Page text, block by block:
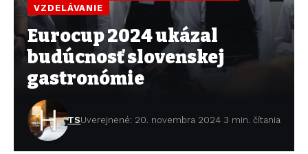
VZDELÁVANIE
Eurocup 2024 ukázal
budúcnosť slovenskej
gastronómie
TSUverejnené: 20. novembra 2024 3 min. čítania